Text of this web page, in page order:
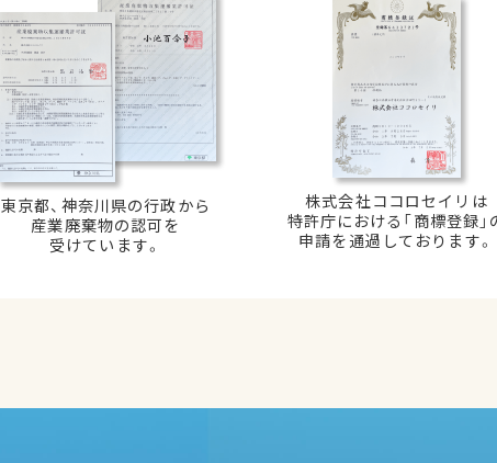
東京都、神奈川県の行政から
産業廃棄物の認可を
受けています。
株式会社ココロセイリは
特許庁における「商標登録」
申請を通過しております。